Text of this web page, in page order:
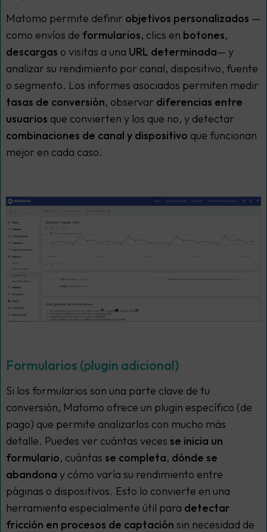
Matomo permite definir objetivos personalizados —
como envíos de formularios, clics en botones,
descargas o visitas a una URL determinada— y
analizar su rendimiento por canal, dispositivo, fuente
o segmento. Los informes asociados permiten medir
tasas de conversión, observar diferencias entre
usuarios que convierten y los que no, y detectar
combinaciones de canal y dispositivo que funcionan
mejor en cada caso.
Formularios (plugin adicional)
Si los formularios son una parte clave de tu
conversión, Matomo ofrece un plugin específico (de
pago) que permite analizarlos con mucho más
detalle. Puedes ver cuántas veces se inicia un
formulario, cuántas se completa, dónde se
abandona y cómo varía su rendimiento entre
páginas o dispositivos. Esto lo convierte en una
herramienta especialmente útil para detectar
fricción en procesos de captación sin necesidad de